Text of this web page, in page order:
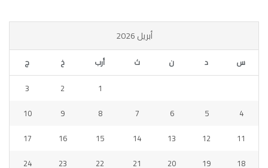
أبريل 2026
س د ن ث أرب خ ج
1
2
3
4
5
6
7
8
9
10
11
12
13
14
15
16
17
18
19
20
21
22
23
24